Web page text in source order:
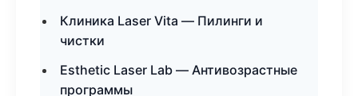
Клиника Laser Vita — Пилинги и
чистки
Esthetic Laser Lab — Антивозрастные
программы